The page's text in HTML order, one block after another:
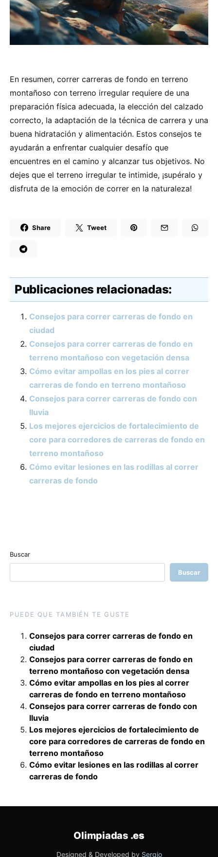
En resumen, correr carreras de fondo en terreno
montañoso con terreno irregular requiere de una
preparación física adecuada, la elección del calzado
correcto, la adaptación de la técnica de carrera y una
buena hidratación y alimentación. Estos consejos te
ayudarán a enfrentar cualquier desafío que
encuentres en el camino y alcanzar tus objetivos. No
dejes que el terreno irregular te intimide, ¡supéralo y
disfruta de la emoción de correr en la naturaleza!
Share Tweet
Publicaciones relacionadas:
Consejos para correr carreras de fondo en
ciudad
Consejos para correr carreras de fondo en
terreno montañoso con vegetación densa
Cómo evitar ampollas en los pies al correr
carreras de fondo en terreno montañoso
Consejos para correr carreras de fondo con
lluvia
Los mejores ejercicios de fortalecimiento de
core para corredores de carreras de fondo en
terreno montañoso
Cómo evitar lesiones en las rodillas al correr
carreras de fondo
Buscar
Buscar
PUEDE QUE TAMBIÉN TE GUSTE
Consejos para correr carreras de fondo en
ciudad
Consejos para correr carreras de fondo en
terreno montañoso con vegetación densa
Cómo evitar ampollas en los pies al correr
carreras de fondo en terreno montañoso
Consejos para correr carreras de fondo con
lluvia
Los mejores ejercicios de fortalecimiento de
core para corredores de carreras de fondo en
terreno montañoso
Cómo evitar lesiones en las rodillas al correr
carreras de fondo
Olimpiadas .es
Designed & Developed by Sergio